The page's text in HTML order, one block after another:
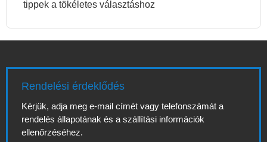
tippek a tökéletes választáshoz
Rendelési érdeklődés
Kérjük, adja meg e-mail címét vagy telefonszámát a
rendelés állapotának és a szállítási információk
ellenőrzéséhez.